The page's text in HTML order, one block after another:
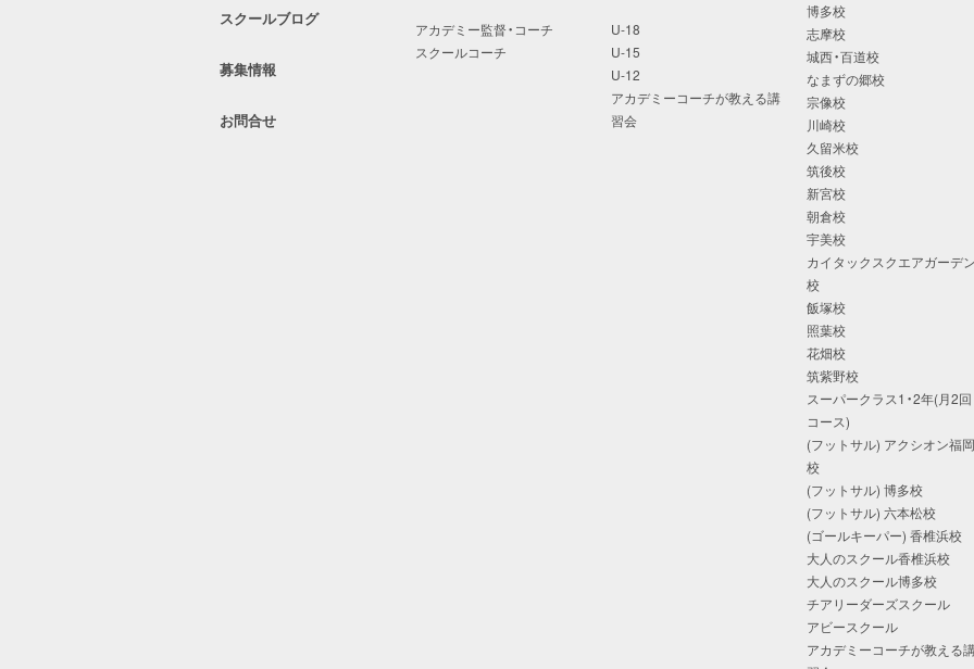
スクールブログ
募集情報
お問合せ
アカデミー監督・コーチ
スクールコーチ
U-18
U-15
U-12
アカデミーコーチが教える講
習会
博多校
志摩校
城西・百道校
なまずの郷校
宗像校
川崎校
久留米校
筑後校
新宮校
朝倉校
宇美校
カイタックスクエアガーデン
校
飯塚校
照葉校
花畑校
筑紫野校
スーパークラス1・2年(月2回
コース)
(フットサル) アクシオン福岡
校
(フットサル) 博多校
(フットサル) 六本松校
(ゴールキーパー) 香椎浜校
大人のスクール香椎浜校
大人のスクール博多校
チアリーダーズスクール
アビースクール
アカデミーコーチが教える